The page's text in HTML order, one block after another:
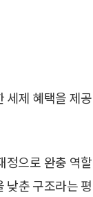
세제 혜택을 제공
정으로 완충 역할
낮춘 구조라는 평